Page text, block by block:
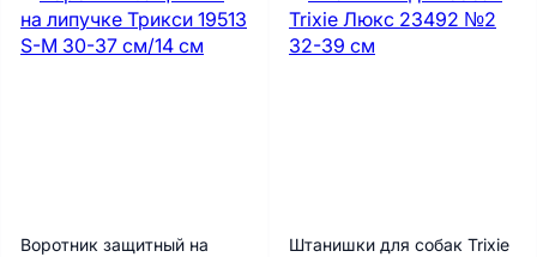
Воротник защитный на
Штанишки для собак Trixie